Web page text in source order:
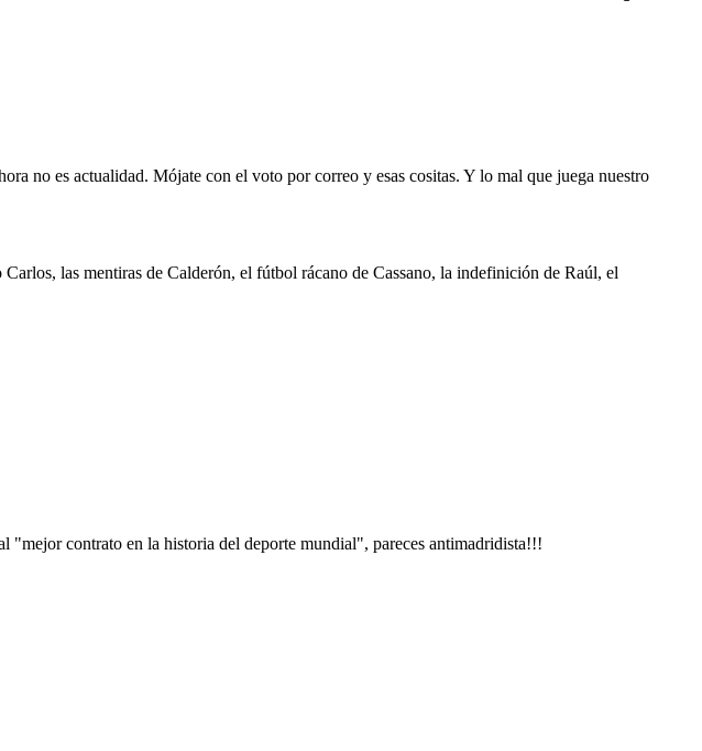
no es actualidad. Mójate con el voto por correo y esas cositas. Y lo mal que juega nuestro
las mentiras de Calderón, el fútbol rácano de Cassano, la indefinición de Raúl, el
"mejor contrato en la historia del deporte mundial", pareces antimadridista!!!